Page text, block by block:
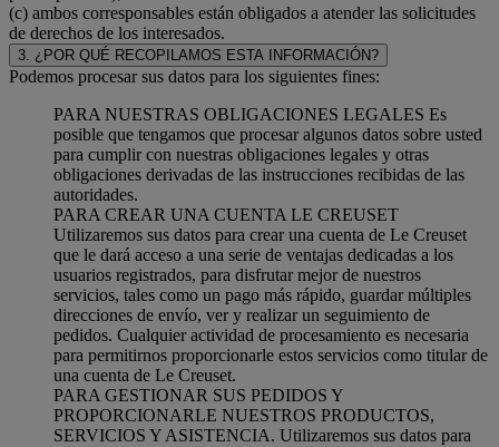
(c) ambos corresponsables están obligados a atender las solicitudes
de derechos de los interesados.
3. ¿POR QUÉ RECOPILAMOS ESTA INFORMACIÓN?
Podemos procesar sus datos para los siguientes fines:
PARA NUESTRAS OBLIGACIONES LEGALES Es
posible que tengamos que procesar algunos datos sobre usted
para cumplir con nuestras obligaciones legales y otras
obligaciones derivadas de las instrucciones recibidas de las
autoridades.
PARA CREAR UNA CUENTA LE CREUSET
Utilizaremos sus datos para crear una cuenta de Le Creuset
que le dará acceso a una serie de ventajas dedicadas a los
usuarios registrados, para disfrutar mejor de nuestros
servicios, tales como un pago más rápido, guardar múltiples
direcciones de envío, ver y realizar un seguimiento de
pedidos. Cualquier actividad de procesamiento es necesaria
para permitirnos proporcionarle estos servicios como titular de
una cuenta de Le Creuset.
PARA GESTIONAR SUS PEDIDOS Y
PROPORCIONARLE NUESTROS PRODUCTOS,
SERVICIOS Y ASISTENCIA. Utilizaremos sus datos para